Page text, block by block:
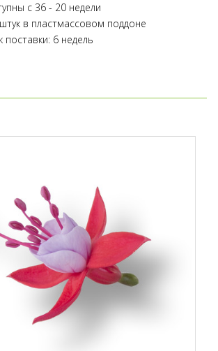
с 36 - 20 недели
в пластмассовом поддоне
поставки: 6 недель